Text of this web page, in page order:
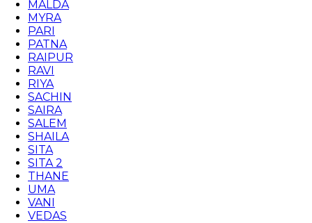
MALDA
MYRA
PARI
PATNA
RAIPUR
RAVI
RIYA
SACHIN
SAIRA
SALEM
SHAILA
SITA
SITA 2
THANE
UMA
VANI
VEDAS